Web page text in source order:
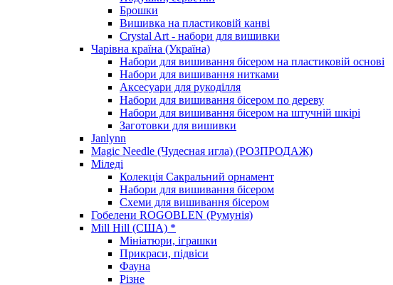
Брошки
Вишивка на пластиковій канві
Crystal Art - набори для вишивки
Чарівна країна (Україна)
Набори для вишивання бісером на пластиковій основі
Набори для вишивання нитками
Аксесуари для рукоділля
Набори для вишивання бісером по дереву
Набори для вишивання бісером на штучній шкірі
Заготовки для вишивки
Janlynn
Magic Needle (Чудесная игла) (РОЗПРОДАЖ)
Міледі
Колекція Сакральний орнамент
Набори для вишивання бісером
Схеми для вишивання бісером
Гобелени ROGOBLEN (Румунія)
Mill Hill (США) *
Мініатюри, іграшки
Прикраси, підвіси
Фауна
Різне